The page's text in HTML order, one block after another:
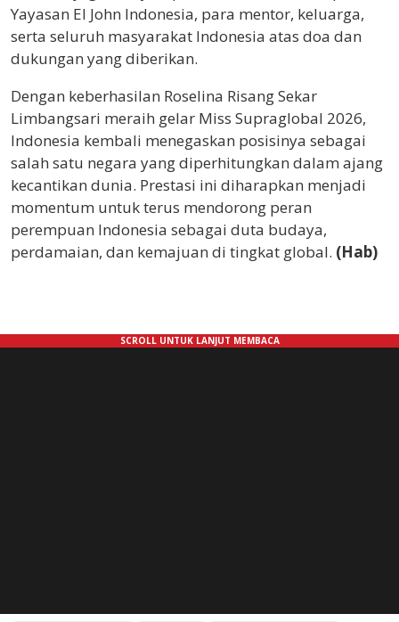
Yayasan El John Indonesia, para mentor, keluarga,
serta seluruh masyarakat Indonesia atas doa dan
dukungan yang diberikan.
Dengan keberhasilan Roselina Risang Sekar
Limbangsari meraih gelar Miss Supraglobal 2026,
Indonesia kembali menegaskan posisinya sebagai
salah satu negara yang diperhitungkan dalam ajang
kecantikan dunia. Prestasi ini diharapkan menjadi
momentum untuk terus mendorong peran
perempuan Indonesia sebagai duta budaya,
perdamaian, dan kemajuan di tingkat global. (Hab)